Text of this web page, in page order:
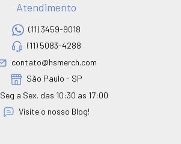
Atendimento
(11) 3459-9018
(11) 5083-4288
contato@hsmerch.com
São Paulo - SP
Seg a Sex. das 10:30 as 17:00
Visite o nosso Blog!